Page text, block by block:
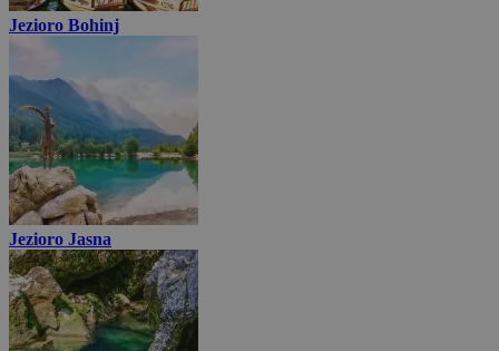
Jezioro Bohinj
Jezioro Jasna